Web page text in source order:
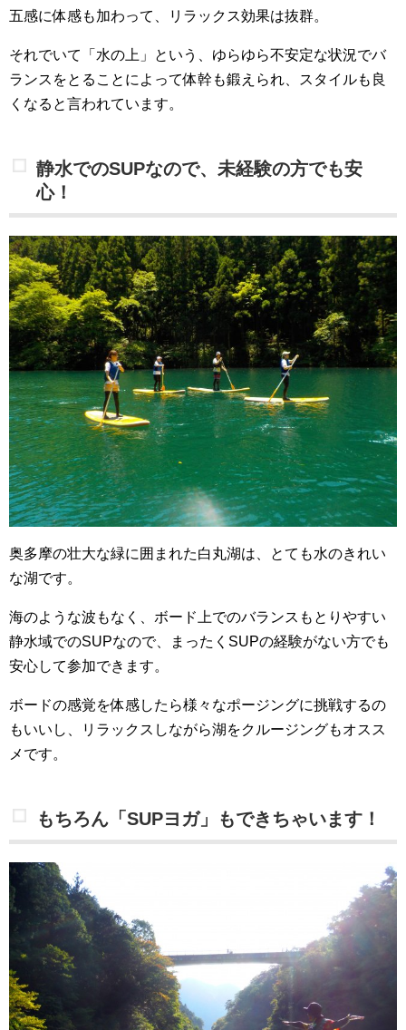
五感に体感も加わって、リラックス効果は抜群。
それでいて「水の上」という、ゆらゆら不安定な状況でバ
ランスをとることによって体幹も鍛えられ、スタイルも良
くなると言われています。
静水でのSUPなので、未経験の方でも安
心！
奥多摩の壮大な緑に囲まれた白丸湖は、とても水のきれい
な湖です。
海のような波もなく、ボード上でのバランスもとりやすい
静水域でのSUPなので、まったくSUPの経験がない方でも
安心して参加できます。
ボードの感覚を体感したら様々なポージングに挑戦するの
もいいし、リラックスしながら湖をクルージングもオスス
メです。
もちろん「SUPヨガ」もできちゃいます！